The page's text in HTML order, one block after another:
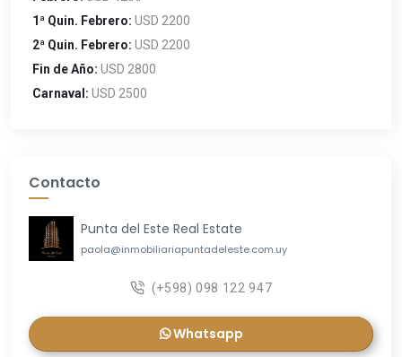
1ª Quin. Febrero: USD 2200
2ª Quin. Febrero: USD 2200
Fin de Año: USD 2800
Carnaval: USD 2500
Contacto
Punta del Este Real Estate
paola@inmobiliariapuntadeleste.com.uy
(+598) 098 122 947
Whatsapp